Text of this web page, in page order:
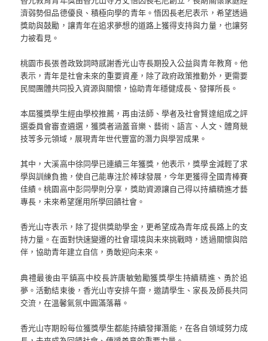
濟弱勢但品德優良、積極向學的青年。悟因長老尼表示，希望透過
獎助與鼓勵，讓青年在追求夢想的道路上獲得支持與力量，也讓努
力被看見。
桃園市長張善政致詞時感謝香光山寺長期投入公益與青年教育。他
表示，青年是社會未來的重要資產，除了政府政策推動外，更需要
民間團體共同投入資源與關懷，協助青年穩健成長、發揮所長。
本屆獲獎學生經由學校推薦，再由法師、學者及社會賢達組成之評
選委員會審查遴選，獲獎者涵蓋音樂、藝術、語言、人文、體育競
技等多元領域，展現青年世代豐富的潛力與學習成果。
其中，大溪高中徐同學已連續三年獲獎，他表示，獎學金減輕了求
學與訓練負擔，使自己能專注於棒球發展，今年更獲得全國青棒賽
佳績。桃園高中彭同學則分享，獎助資源讓自己得以持續精進才藝
專長，未來希望運用所學回饋社會。
香光山寺表示，除了提供獎助學金，更希望成為青年成長路上的支
持力量。在面對快速變遷的社會環境與未來挑戰時，透過關懷與陪
伴，協助青年建立自信，勇敢迎向未來。
典禮最後由平鎮高中校長許唐敏勉勵獲獎學生持續精進、勇於追
夢。活動結束後，香光山寺安排午齋，邀請學生、家長及師長共同
交流，在溫馨氣氛中圓滿落幕。
香光山寺期盼每位獲獎學生都能持續發揮潛能，在各自領域努力成